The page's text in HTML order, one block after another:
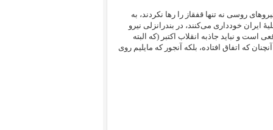
روسی نه تنها قفقاز را رها نکردند، به
ایران خودداری می‌کنند، در بندرانزلی نیرو
و نباید جاذبه انقلاب اکتبر (که البته
که اتفاق افتاده، بلکه آنجور که مایلیم روی